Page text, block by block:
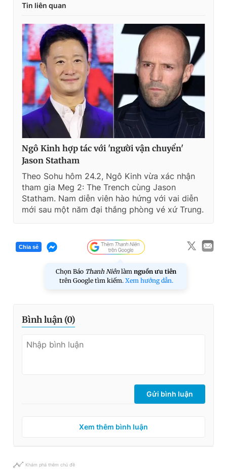
Tin liên quan
Ngô Kinh hợp tác với 'người vận chuyển'
Jason Statham
Theo Sohu hôm 24.2, Ngô Kinh vừa xác nhận
tham gia Meg 2: The Trench cùng Jason
Statham. Nam diễn viên hào hứng với vai diễn
mới sau một năm đại thắng phòng vé xứ Trung.
Chia sẻ
Chọn Báo Thanh Niên làm nguồn ưu tiên
trên Google tìm kiếm. Xem hướng dẫn.
Bình luận (0)
Gửi bình luận
Xem thêm bình luận
Khám phá thêm chủ đề